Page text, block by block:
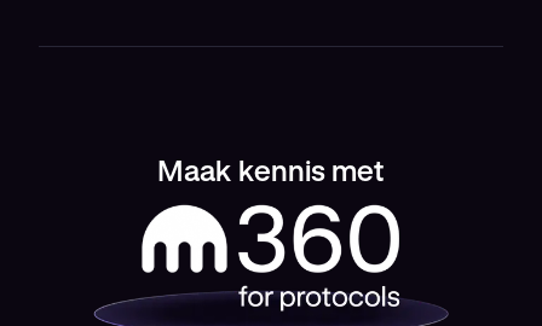
Maak kennis met